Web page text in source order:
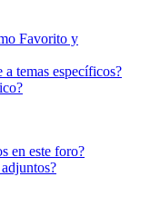
Favorito y
temas específicos?
en este foro?